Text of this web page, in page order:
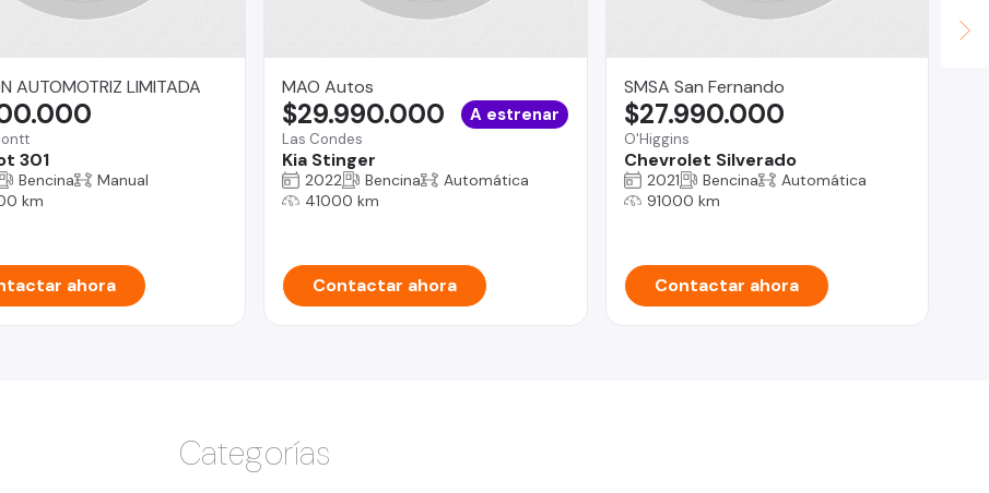
AUTOMOTRIZ LIMITADA
301
Bencina
Manual
km
ahora
MAO Autos
Las Condes
Kia Stinger
$29.990.000 A estrenar
2022 Bencina
Automática
41000 km
Contactar ahora
SMSA San Fernando
O'Higgins
Chevrolet Silverado
$27.990.000
2021 Bencina
Automática
91000 km
Contactar ahora
Categorías